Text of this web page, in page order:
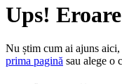
Ups!
Nu știm cum ai ajuns
prima pagină sau alege o